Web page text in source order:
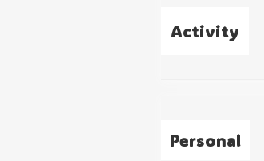
Activity
Personal